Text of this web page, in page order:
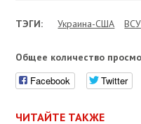
ТЭГИ: Украина-США ВСУ
Общее количество
Facebook Twitter
ЧИТАЙТЕ ТАКЖЕ